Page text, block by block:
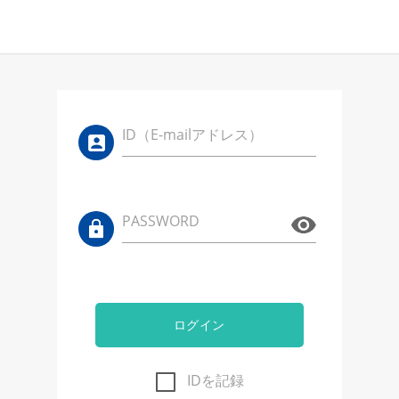
ID（E-mailアドレス）
PASSWORD
ログイン
IDを記録